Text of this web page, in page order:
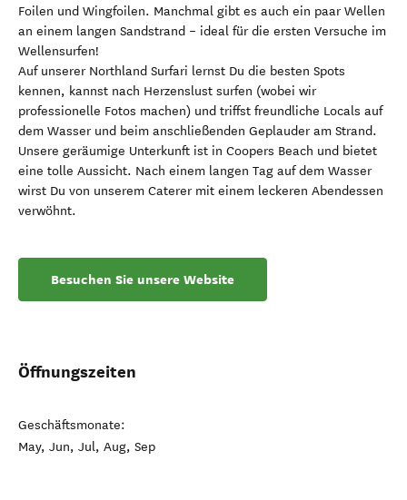
Foilen und Wingfoilen. Manchmal gibt es auch ein paar Wellen
an einem langen Sandstrand – ideal für die ersten Versuche im
Wellensurfen!
Auf unserer Northland Surfari lernst Du die besten Spots
kennen, kannst nach Herzenslust surfen (wobei wir
professionelle Fotos machen) und triffst freundliche Locals auf
dem Wasser und beim anschließenden Geplauder am Strand.
Unsere geräumige Unterkunft ist in Coopers Beach und bietet
eine tolle Aussicht. Nach einem langen Tag auf dem Wasser
wirst Du von unserem Caterer mit einem leckeren Abendessen
verwöhnt.
Besuchen Sie unsere Website
Öffnungszeiten
Geschäftsmonate:
May, Jun, Jul, Aug, Sep